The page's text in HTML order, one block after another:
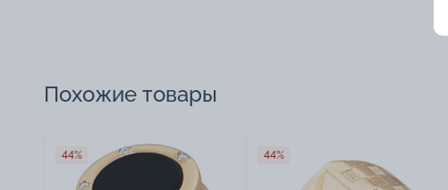
Похожие товары
44% 44%